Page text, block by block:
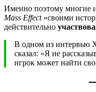
Именно поэтому многие
Mass Effect«своими
действительно
В одном из интервью
сказал: «Я не
игрок может найти